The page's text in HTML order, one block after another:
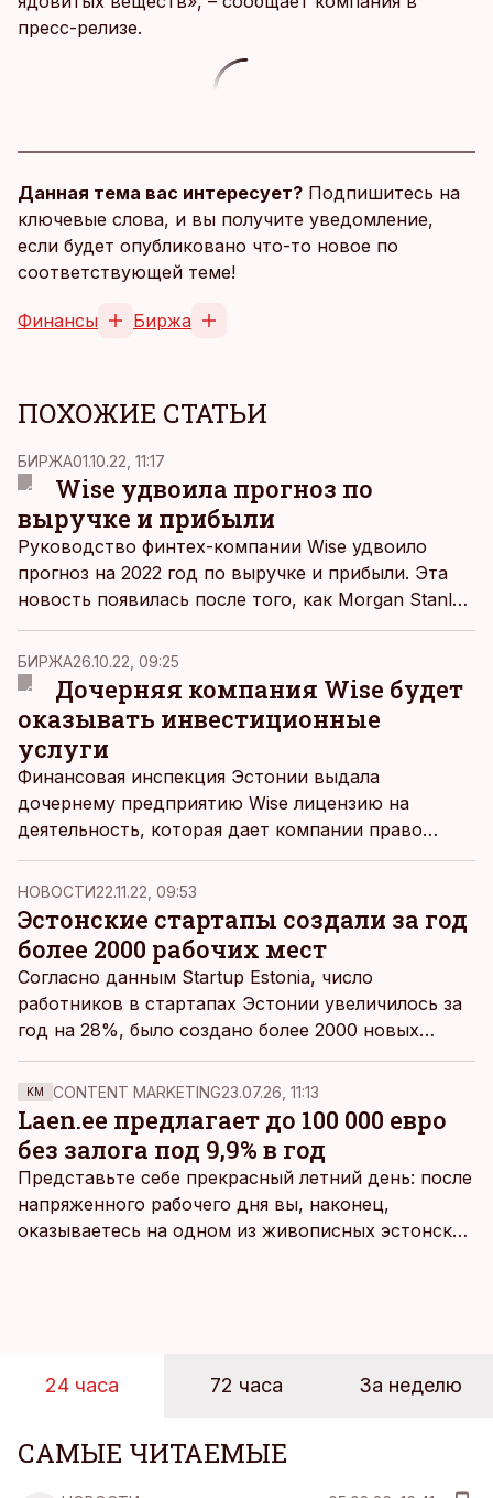
пресс-релизе.
Данная тема вас интересует? Подпишитесь на
ключевые слова, и вы получите уведомление,
если будет опубликовано что-то новое по
соответствующей теме!
Финансы Биржа
ПОХОЖИЕ СТАТЬИ
БИРЖА01.10.22, 11:17
Wise удвоила прогноз по
выручке и прибыли
Руководство финтех-компании Wise удвоило
прогноз на 2022 год по выручке и прибыли. Эта
новость появилась после того, как Morgan Stanley
повысил целевую цену на акции Wise с 570 до
700 пенсов - за последние пять дней их курс
вырос более чем на 17%.
БИРЖА26.10.22, 09:25
Дочерняя компания Wise будет
оказывать инвестиционные
услуги
Финансовая инспекция Эстонии выдала
дочернему предприятию Wise лицензию на
деятельность, которая дает компании право
предлагать различные инвестиционные услуги.
НОВОСТИ22.11.22, 09:53
Эстонские стартапы создали за год
более 2000 рабочих мест
Согласно данным Startup Estonia, число
работников в стартапах Эстонии увеличилось за
год на 28%, было создано более 2000 новых
рабочих мест. По состоянию на конец третьего
квартала этого года в стартап-секторе было
занято 9 857 человек, сообщается в пресс-релизе
Startup Estonia.
KM CONTENT MARKETING23.07.26, 11:13
Laen.ee предлагает до 100 000 евро
без залога под 9,9% в год
Представьте себе прекрасный летний день: после
напряженного рабочего дня вы, наконец,
оказываетесь на одном из живописных эстонских
24 часа 72 часа За неделю
САМЫЕ ЧИТАЕМЫЕ